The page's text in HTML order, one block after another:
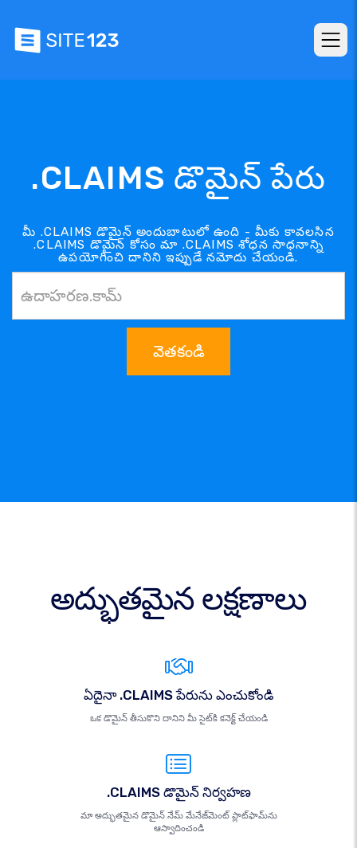
.CLAIMS డొమైన్ పేరు
మీ .CLAIMS డొమైన్ అందుబాటులో ఉంది - మీకు కావలసిన
.CLAIMS డొమైన్ కోసం మా .CLAIMS శోధన సాధనాన్ని
ఉపయోగించి దానిని ఇప్పుడే నమోదు చేయండి.
వెతకండి
అద్భుతమైన లక్షణాలు
ఏదైనా .CLAIMS పేరును ఎంచుకోండి
ఒక డొమైన్ తీసుకొని దానిని మీ సైట్‌కి కనెక్ట్ చేయండి
.CLAIMS డొమైన్ నిర్వహణ
మా అద్భుతమైన డొమైన్ నేమ్ మేనేజ్‌మెంట్ ప్లాట్‌ఫామ్‌ను
ఆస్వాదించండి